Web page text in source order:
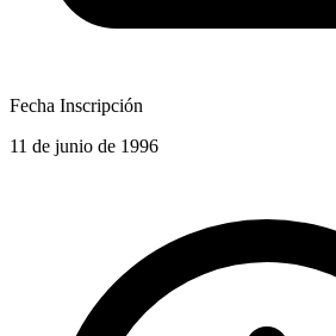
Fecha Inscripción
11 de junio de 1996